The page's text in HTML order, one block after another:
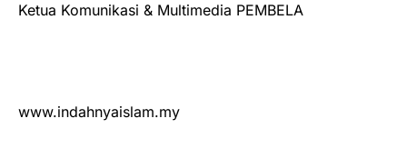
Ketua Komunikasi & Multimedia PEMBELA
www.indahnyaislam.my